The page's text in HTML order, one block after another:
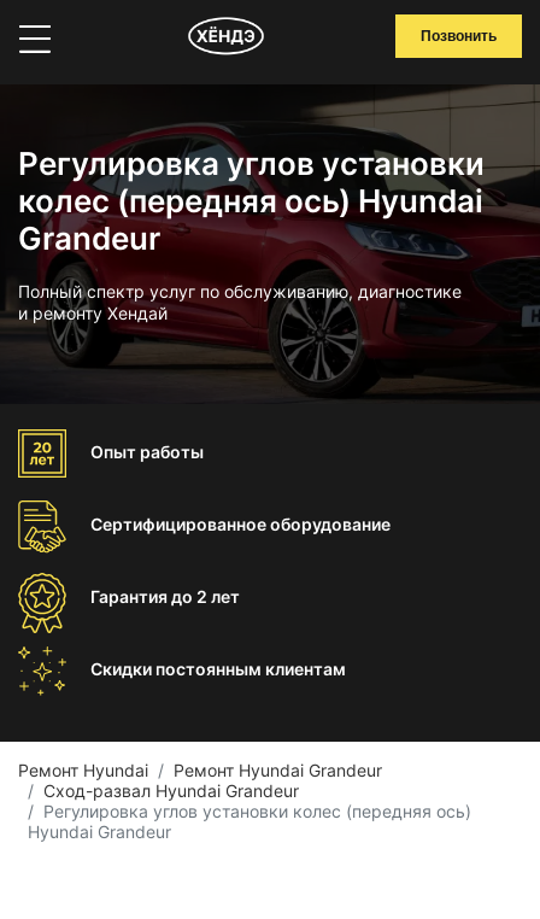
Позвонить
Регулировка углов установки
колес (передняя ось) Hyundai
Grandeur
Полный спектр услуг по обслуживанию, диагностике
и ремонту Хендай
Опыт работы
Сертифицированноеоборудование
Гарантиядо 2 лет
Скидки постоянным клиентам
Ремонт Hyundai
Ремонт Hyundai Grandeur
Сход-развал Hyundai Grandeur
Регулировка углов установки колес (передняя ось)
Hyundai Grandeur